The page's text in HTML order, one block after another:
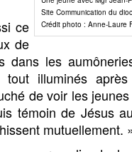
Site Communication du
Crédit photo : Anne-Laure
ce
de
dans les
illuminés
de voir les
témoin de Jésus
mutuellement.